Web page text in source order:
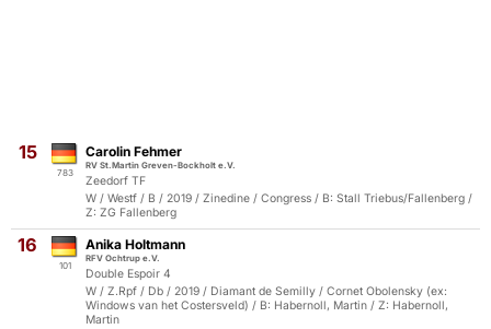
15
783
Carolin Fehmer
RV St.Martin Greven-Bockholt e.V.
Zeedorf TF
W / Westf / B / 2019 / Zinedine / Congress / B: Stall Triebus/Fallenberg /
Z: ZG Fallenberg
16
101
Anika Holtmann
RFV Ochtrup e.V.
Double Espoir 4
W / Z.Rpf / Db / 2019 / Diamant de Semilly / Cornet Obolensky (ex:
Windows van het Costersveld) / B: Habernoll, Martin / Z: Habernoll,
Martin